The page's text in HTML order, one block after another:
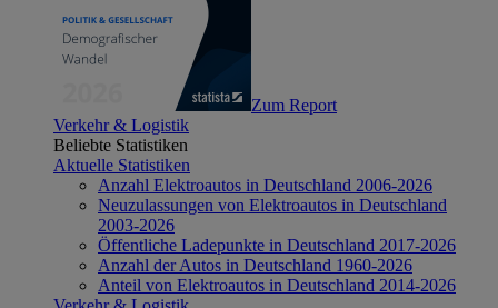
Zum Report
Verkehr & Logistik
Beliebte Statistiken
Aktuelle Statistiken
Anzahl Elektroautos in Deutschland 2006-2026
Neuzulassungen von Elektroautos in Deutschland
2003-2026
Öffentliche Ladepunkte in Deutschland 2017-2026
Anzahl der Autos in Deutschland 1960-2026
Anteil von Elektroautos in Deutschland 2014-2026